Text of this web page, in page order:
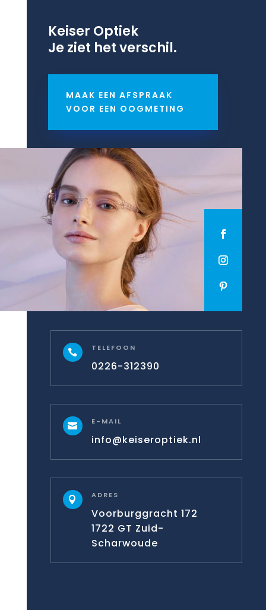
Keiser Optiek
Je ziet het verschil.
MAAK EEN AFSPRAAK
VOOR EEN OOGMETING
 TELEFOON
0226-312390
 E-MAIL
info@keiseroptiek.nl
 ADRES
Voorburggracht 172
1722 GT Zuid-
Scharwoude